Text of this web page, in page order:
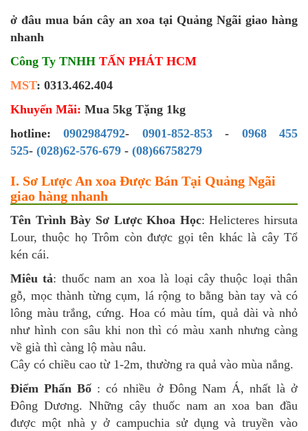
ở đâu mua bán cây an xoa tại Quảng Ngãi giao hàng
nhanh
Công Ty TNHH TẤN PHÁT HCM
MST: 0313.462.404
Khuyến Mãi: Mua 5kg Tặng 1kg
hotline:0902984792- 0901-852-853- 0968 455
525- (028)62-576-679 - (08)66758279
I. Sơ Lược An xoa Được Bán Tại Quảng Ngãi
giao hàng nhanh
Tên Trình Bày Sơ Lược Khoa Học: Helicteres hirsuta
Lour, thuộc họ Trôm còn được gọi tên khác là cây Tổ
kén cái.
Miêu tả: thuốc nam an xoa là loại cây thuộc loại thân
gỗ, mọc thành từng cụm, lá rộng to bằng bàn tay và có
lông màu trắng, cứng. Hoa có màu tím, quả dài và nhỏ
như hình con sâu khi non thì có màu xanh nhưng càng
về già thì càng lộ màu nâu.
Cây có chiều cao từ 1-2m, thường ra quả vào mùa nắng.
Điểm Phấn Bố : có nhiều ở Đông Nam Á, nhất là ở
Đông Dương. Những cây thuốc nam an xoa ban đầu
được một nhà y ở campuchia sử dụng và truyền vào